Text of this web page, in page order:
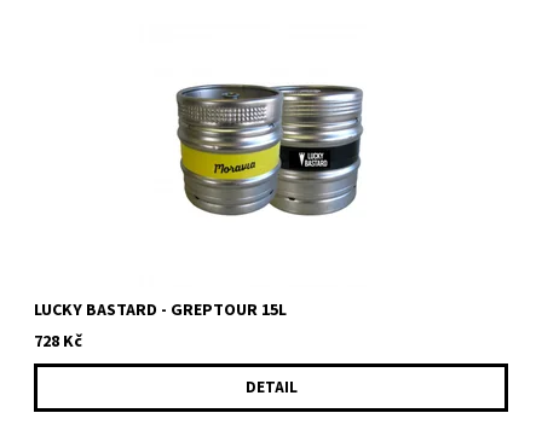
LUCKY BASTARD - GREPTOUR 15L
728 Kč
DETAIL